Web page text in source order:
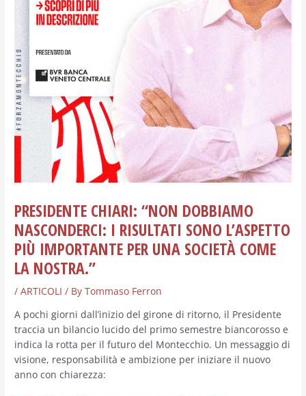
PRESIDENTE CHIARI: “NON DOBBIAMO
NASCONDERCI: I RISULTATI SONO L’ASPETTO
PIÙ IMPORTANTE PER UNA SOCIETÀ COME
LA NOSTRA.”
/ARTICOLI / ByTommaso Ferron
A pochi giorni dall’inizio del girone di ritorno, il Presidente
traccia un bilancio lucido del primo semestre biancorosso e
indica la rotta per il futuro del Montecchio. Un messaggio di
visione, responsabilità e ambizione per iniziare il nuovo
anno con chiarezza: